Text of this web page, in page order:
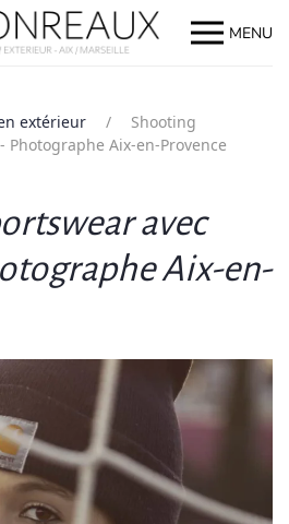
MENU
extérieur
Shooting
Photographe Aix-en-Provence
avec
Aix-en-